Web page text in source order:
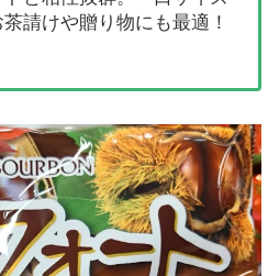
請けや贈り物にも最適！